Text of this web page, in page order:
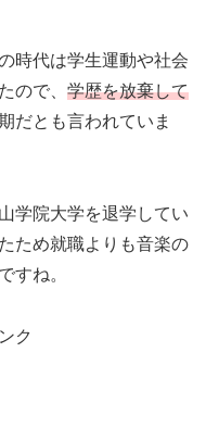
時代は学生運動や社会
ので、 学歴を放棄して
だとも言われていま
学院大学を退学してい
ため就職よりも音楽の
すね。
ク